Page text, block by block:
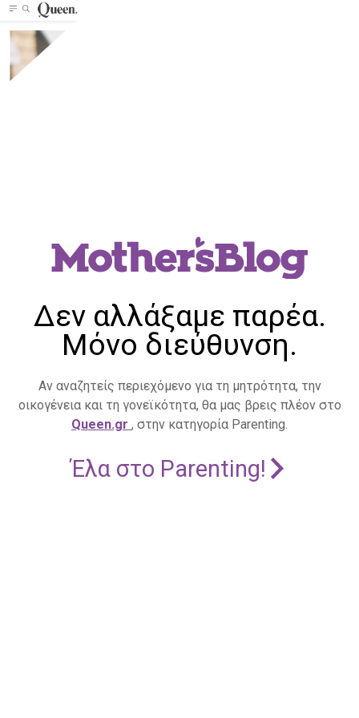
Δεν αλλάξαμε παρέα.
Μόνο διεύθυνση.
Αν αναζητείς περιεχόμενο για τη μητρότητα, την
οικογένεια και τη γονεϊκότητα, θα μας βρεις πλέον στο
Queen.gr , στην κατηγορία Parenting.
Έλα στο Parenting!